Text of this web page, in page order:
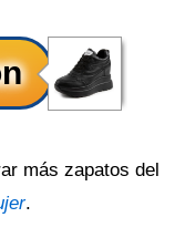
más zapatos del
.